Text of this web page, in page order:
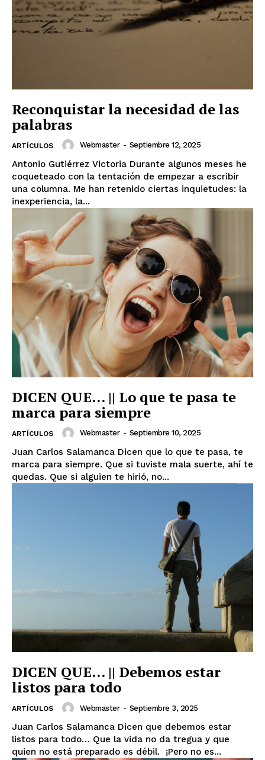
Reconquistar la necesidad de las
palabras
ARTÍCULOS Webmaster - Septiembre 12, 2025
Antonio Gutiérrez Victoria Durante algunos meses he
coqueteado con la tentación de empezar a escribir
una columna. Me han retenido ciertas inquietudes: la
inexperiencia, la...
DICEN QUE… || Lo que te pasa te
marca para siempre
ARTÍCULOS Webmaster - Septiembre 10, 2025
Juan Carlos Salamanca Dicen que lo que te pasa, te
marca para siempre. Que si tuviste mala suerte, ahí te
quedas. Que si alguien te hirió, no...
DICEN QUE… || Debemos estar
listos para todo
ARTÍCULOS Webmaster - Septiembre 3, 2025
Juan Carlos Salamanca Dicen que debemos estar
listos para todo… Que la vida no da tregua y que
quien no está preparado es débil. ¡Pero no es...